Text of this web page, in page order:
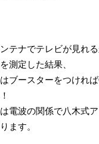
テナでテレビが見れ
測定した結果、
ブースターをつけれ
電波の関係で八木式
ます。